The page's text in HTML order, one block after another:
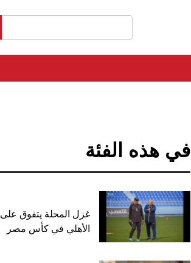
في هذه الفئة
غزل المحلة يتفوق على
الأهلي في كأس مصر